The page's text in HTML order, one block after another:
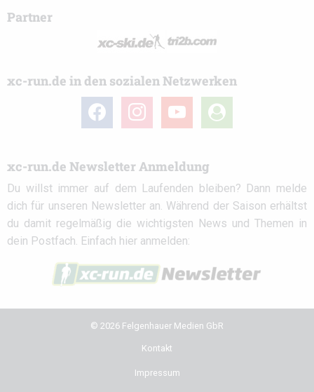
Partner
xc-run.de in den sozialen Netzwerken
facebook instagramyoutube
user-
circle
xc-run.de Newsletter Anmeldung
Du willst immer auf dem Laufenden bleiben? Dann melde
dich für unseren Newsletter an. Während der Saison erhältst
du damit regelmäßig die wichtigsten News und Themen in
dein Postfach. Einfach hier anmelden:
© 2026 Felgenhauer Medien GbR
Kontakt
Impressum